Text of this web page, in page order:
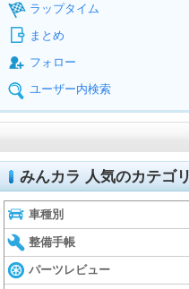
ラップタイム
まとめ
フォロー
ユーザー内検索
みんカラ 人気のカテゴリ
車種別
整備手帳
パーツレビュー